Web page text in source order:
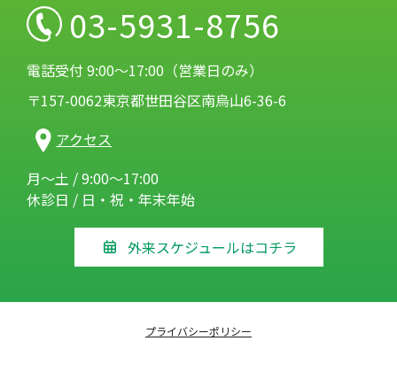
03-5931-8756
電話受付 9:00～17:00（営業日のみ）
〒157-0062東京都世田谷区南烏山6-36-6
アクセス
月～土 / 9:00～17:00
休診日 / 日・祝・年末年始
外来スケジュールはコチラ
プライバシーポリシー